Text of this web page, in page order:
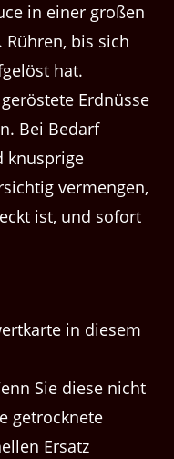
in einer großen
Rühren, bis sich
hat.
Erdnüsse
Bei Bedarf
knusprige
vermengen,
ist, und sofort
in diesem
Sie diese nicht
getrocknete
Ersatz